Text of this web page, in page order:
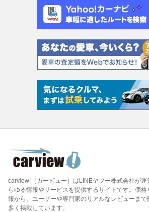
carview!（カービュー）はLINEヤフー株式会社が運
らゆる情報やサービスを提供するサイトです。価
報から、ユーザーや専門家のリアルなレビューま
多く掲載しています。